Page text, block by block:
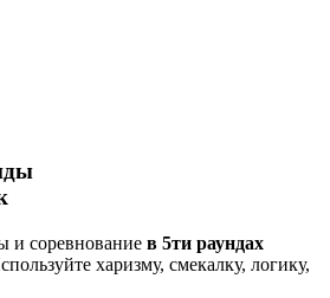
и соревнование в 5ти раундах
харизму, смекалку, логику,